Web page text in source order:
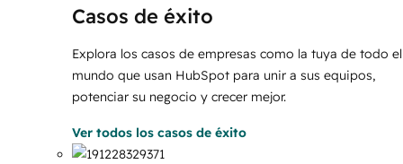
Casos de éxito
Explora los casos de empresas como la tuya de todo el
mundo que usan HubSpot para unir a sus equipos,
potenciar su negocio y crecer mejor.
Ver todos los casos de éxito